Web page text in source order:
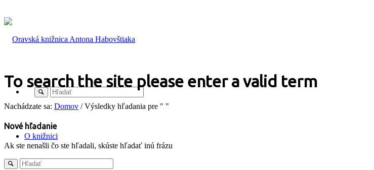
O knižnici
To search the site please enter a valid term
Nachádzate sa: Domov / Výsledky hľadania pre " "
Nové hľadanie
Ak ste nenašli čo ste hľadali, skúste hľadať inú frázu